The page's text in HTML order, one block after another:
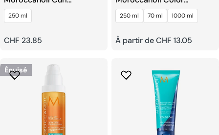
Shampooing Sublimateur
De Boucles
250 ml
Prix
habituel
CHF 23.85
Continue Après-
shampoing
250 ml 70 ml 1000 ml
Prix
À partir de CHF 13.05
Épuisé